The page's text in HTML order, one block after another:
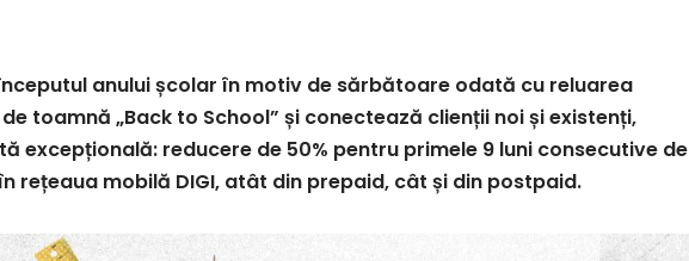
anului școlar în motiv de sărbătoare odată cu reluarea
toamnă „Back to School” și conectează clienții noi și existenți,
excepțională: reducere de 50% pentru primele 9 luni consecutive de
rețeaua mobilă DIGI, atât din prepaid, cât și din postpaid.